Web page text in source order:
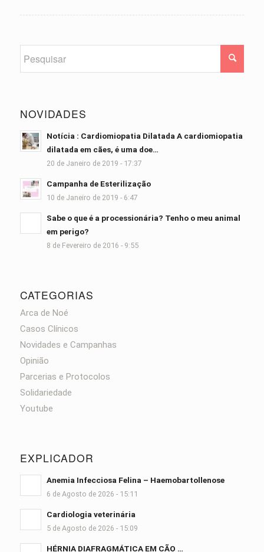
NOVIDADES
Notícia : Cardiomiopatia Dilatada A cardiomiopatia
dilatada em cães, é uma doe…
20 de Janeiro de 2019 - 17:37
Campanha de Esterilização
10 de Janeiro de 2019 - 6:47
Sabe o que é a processionária? Tenho o meu animal
em perigo?
8 de Fevereiro de 2016 - 9:55
CATEGORIAS
Arca de Noé
Casos Clínicos
Novidades e Campanhas
Opinião
Parcerias e Protocolos
Solidariedade
Youtube
EXPLICADOR
Anemia Infecciosa Felina – Haemobartollenose
6 de Agosto de 2026 - 15:11
Cardiologia veterinária
5 de Agosto de 2026 - 15:09
HÉRNIA DIAFRAGMÁTICA EM CÃO …